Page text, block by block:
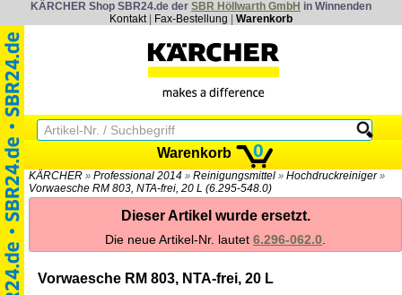
KÄRCHER Shop SBR24.de der SBR Höllwarth GmbH in Winnenden
Kontakt| Fax-Bestellung Warenkorb
Warenkorb 0
KÄRCHER » Professional 2014 » Reinigungsmittel » Hochdruckreiniger»
Vorwaesche RM 803, NTA-frei, 20 L (6.295-548.0)
Dieser Artikel wurde ersetzt.
Die neue Artikel-Nr. lautet 6.296-062.0.
Vorwaesche RM 803, NTA-frei, 20 L